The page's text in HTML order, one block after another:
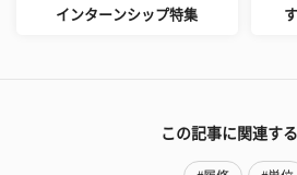
インターンシップ特集
この記事に関連す